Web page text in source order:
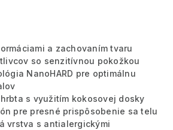
a zachovaním tvaru
so senzitívnou pokožkou
NanoHARD pre optimálnu
s využitím kokosovej dosky
pre presné prispôsobenie sa telu
vrstva s antialergickými